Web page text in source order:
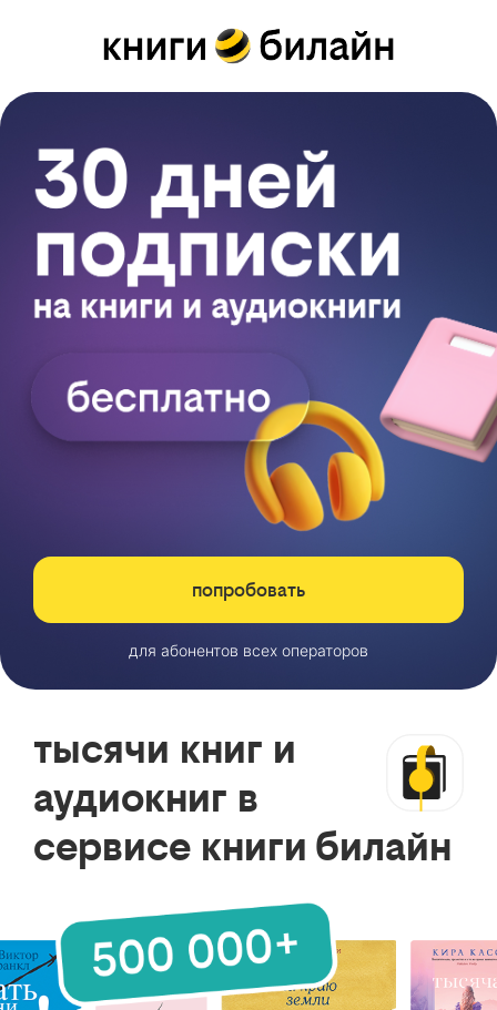
попробовать
для абонентов всех операторов
тысячи книг и
аудиокниг в
сервисе книги билайн